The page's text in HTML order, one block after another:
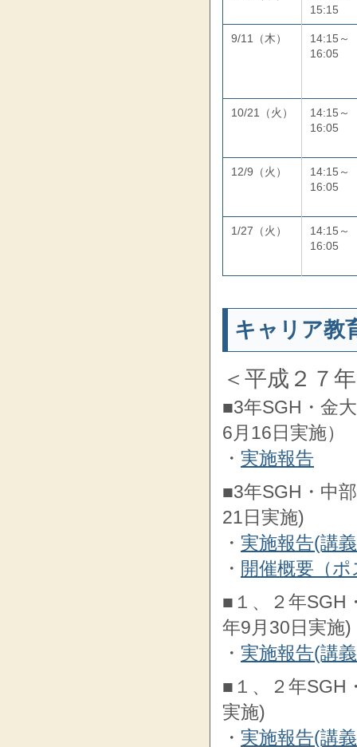
15:15
9/11（木）
14:15～
16:05
10/21（火）
14:15～
16:05
12/9（火）
14:15～
16:05
1/27（火）
14:15～
16:05
キャリア教
＜平成２７
■3年SGH・金
6月16日実施）
・ 実施報告
■3年SGH・中
21日実施)
・ 実施報告(講
・ 開催概要（
■１、２年SGH
年9月30日実施)
・ 実施報告(講
■１、２年SGH
実施)
・ 実施報告(講